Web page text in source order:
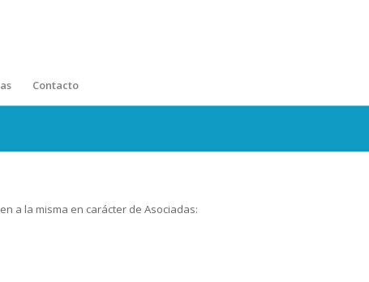
Contacto
a la misma en carácter de Asociadas: